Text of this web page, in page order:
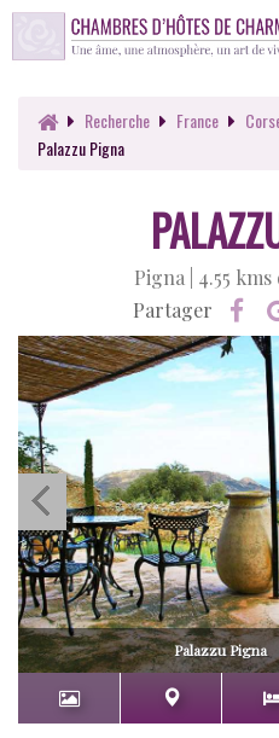
Recherche France
Palazzu Pigna
Pigna |
4.55
Partager
Palazzu Pigna